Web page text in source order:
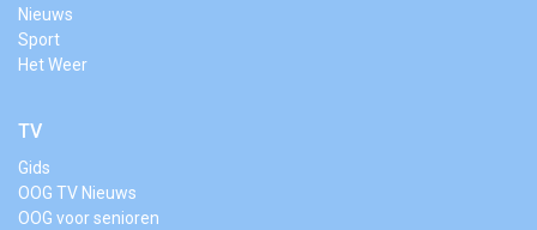
Nieuws
Sport
Het Weer
TV
Gids
OOG TV Nieuws
OOG voor senioren